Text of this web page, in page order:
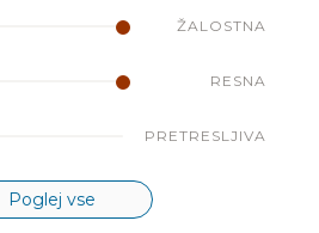
ŽALOSTNA
RESNA
PRETRESLJIVA
Poglej vse